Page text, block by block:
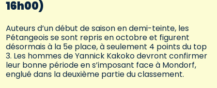
16h00)
Auteurs d’un début de saison en demi-teinte, les
Pétangeois se sont repris en octobre et figurent
désormais à la 5e place, à seulement 4 points du top
3. Les hommes de Yannick Kakoko devront confirmer
leur bonne période en s’imposant face à Mondorf,
englué dans la deuxième partie du classement.